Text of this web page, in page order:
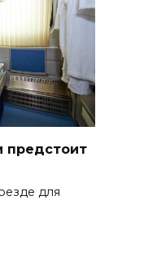
предстоит
для